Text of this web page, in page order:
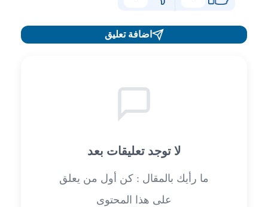
اضافة تعليق
لا توجد تعليقات بعد
ما رأيك بالمقال : كن أول من يعلق
على هذا المحتوى